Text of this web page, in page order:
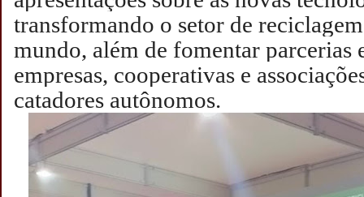
transformando o setor de
mundo, além de fomentar parcerias
empresas, cooperativas e
catadores autônomos.